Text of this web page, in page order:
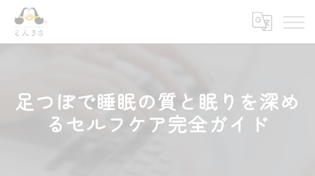
足つぼで睡眠の質と眠りを深め
るセルフケア完全ガイド